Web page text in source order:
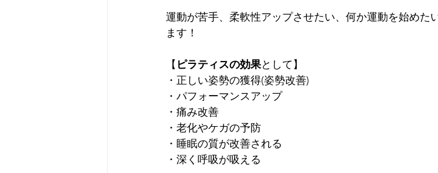
運動が苦手、柔軟性アップさせたい、何か運動を始めた
ます！
【 ピラティスの効果として】
・正しい姿勢の獲得(姿勢改善)
・パフォーマンスアップ
・痛み改善
・老化やケガの予防
・睡眠の質が改善される
・深く呼吸が吸える